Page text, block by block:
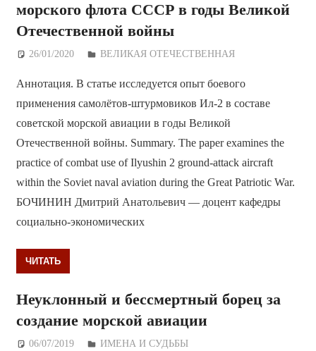
морского флота СССР в годы Великой
Отечественной войны
26/01/2020 Дежурный по Редакции
ВЕЛИКАЯ ОТЕЧЕСТВЕННАЯ
Аннотация. В статье исследуется опыт боевого
применения самолётов-штурмовиков Ил-2 в составе
советской морской авиации в годы Великой
Отечественной войны. Summary. The paper examines the
practice of combat use of Ilyushin 2 ground-attack aircraft
within the Soviet naval aviation during the Great Patriotic War.
БОЧИНИН Дмитрий Анатольевич — доцент кафедры
социально-экономических
ЧИТАТЬ
Неуклонный и бессмертный борец за
создание морской авиации
06/07/2019 Дежурный по Редакции
ИМЕНА И СУДЬБЫ